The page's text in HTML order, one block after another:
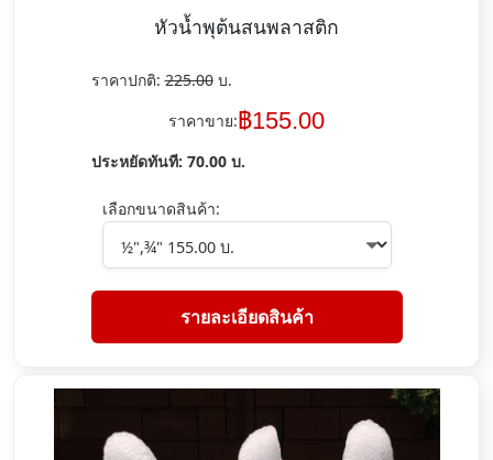
หัวน้ำพุต้นสนพลาสติก
ราคาปกติ:225.00บ.
ราคาขาย:฿155.00
ประหยัดทันที: 70.00บ.
เลือกขนาดสินค้า:
รายละเอียดสินค้า